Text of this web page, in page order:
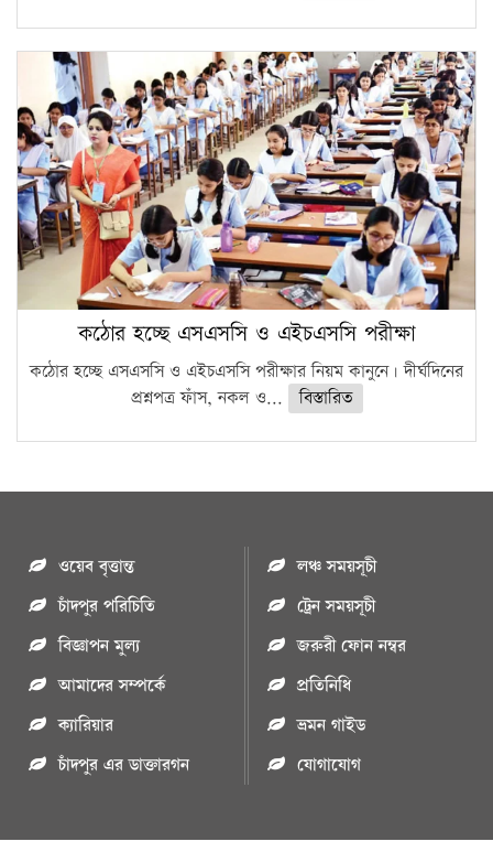
কঠোর হচ্ছে এসএসসি ও এইচএসসি পরীক্ষা
কঠোর হচ্ছে এসএসসি ও এইচএসসি পরীক্ষার নিয়ম কানুনে। দীর্ঘদিনের
প্রশ্নপত্র ফাঁস, নকল ও...
বিস্তারিত
ওয়েব বৃত্তান্ত
চাঁদপুর পরিচিতি
বিজ্ঞাপন মুল্য
আমাদের সম্পর্কে
ক্যারিয়ার
চাঁদপুর এর ডাক্তারগন
লঞ্চ সময়সূচী
ট্রেন সময়সূচী
জরুরী ফোন নম্বর
প্রতিনিধি
ভ্রমন গাইড
যোগাযোগ